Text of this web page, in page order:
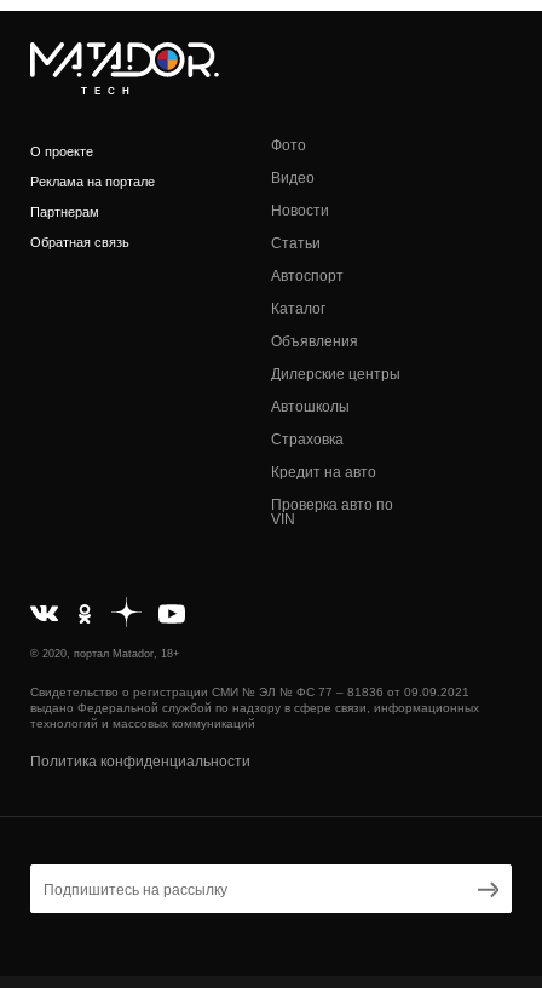
TECH
О проекте
Реклама на портале
Партнерам
Обратная связь
Фото
Видео
Новости
Статьи
Автоспорт
Каталог
Объявления
Дилерские центры
Автошколы
Страховка
Кредит на авто
Проверка авто по
VIN
© 2020, портал Matador, 18+
Свидетельство о регистрации СМИ № ЭЛ № ФС 77 – 81836 от 09.09.2021
выдано Федеральной службой по надзору в сфере связи, информационных
технологий и массовых коммуникаций
Политика конфиденциальности